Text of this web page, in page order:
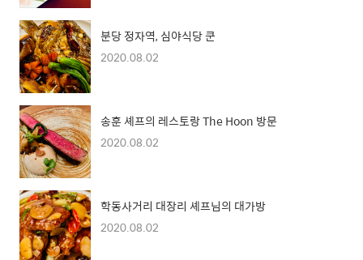
분당 정자역, 심야식당 쿤
2020.08.02
송훈 셰프의 레스토랑 The Hoon 방문
2020.08.02
학동사거리 대장리 셰프님의 대가방
2020.08.02